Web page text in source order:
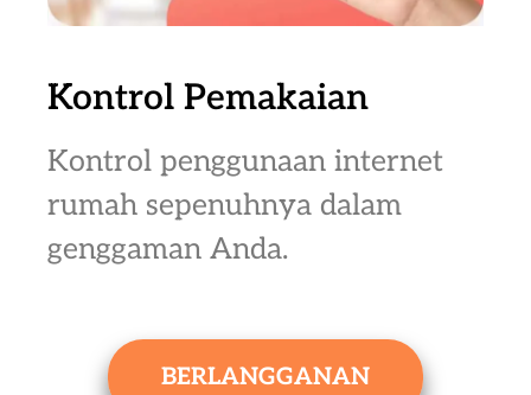
Kontrol Pemakaian
Kontrol penggunaan internet
rumah sepenuhnya dalam
genggaman Anda.
BERLANGGANAN